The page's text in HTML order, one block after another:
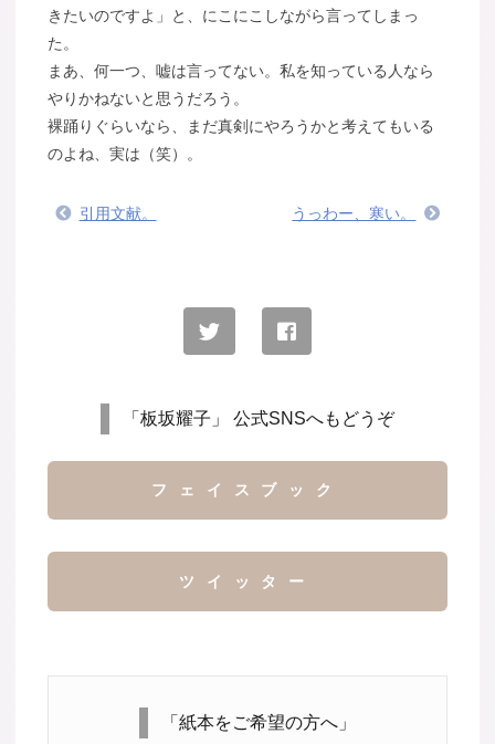
きたいのですよ」と、にこにこしながら言ってしまっ
た。
まあ、何一つ、嘘は言ってない。私を知っている人なら
やりかねないと思うだろう。
裸踊りぐらいなら、まだ真剣にやろうかと考えてもいる
のよね、実は（笑）。
引用文献。 うっわー、寒い。
「板坂耀子」 公式SNSへもどうぞ
フェイスブック
ツイッター
「紙本をご希望の方へ」